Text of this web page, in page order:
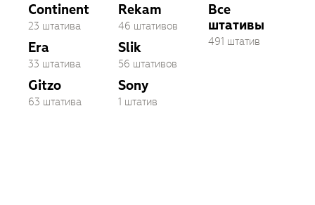
Continent
23 штатива
Era
33 штатива
Gitzo
63 штатива
Rekam
46 штативов
Slik
56 штативов
Sony
1 штатив
Все
штативы
491 штатив